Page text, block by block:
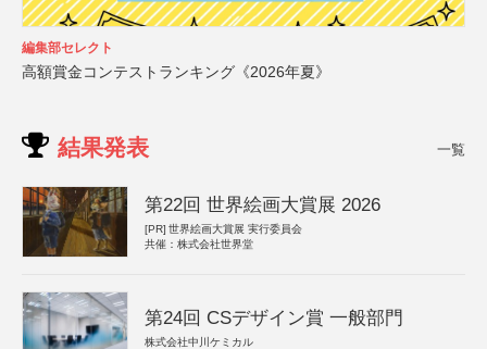
編集部セレクト
高額賞金コンテストランキング《2026年夏》
結果発表 一覧
第22回 世界絵画大賞展 2026
[PR] 世界絵画大賞展 実行委員会
共催：株式会社世界堂
第24回 CSデザイン賞 一般部門
株式会社中川ケミカル